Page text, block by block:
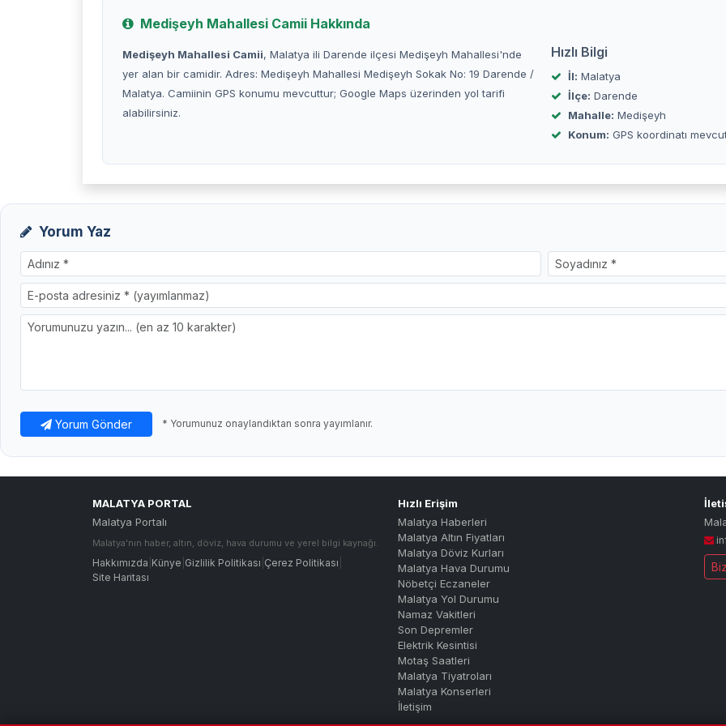
Medişeyh Mahallesi Camii Hakkında
Medişeyh Mahallesi Camii, Malatya ili Darende ilçesi Medişeyh Mahallesi'nde
yer alan bir camidir. Adres: Medişeyh Mahallesi Medişeyh Sokak No: 19 Darende /
Malatya. Camiinin GPS konumu mevcuttur; Google Maps üzerinden yol tarifi
alabilirsiniz.
Hızlı Bilgi
İl: Malatya
İlçe: Darende
Mahalle: Medişeyh
Konum: GPS koordinatı
Yorum Yaz
Yorum Gönder * Yorumunuz onaylandıktan sonra yayımlanır.
MALATYA PORTAL
Malatya Portalı
Malatya'nın haber, altın, döviz, hava durumu ve yerel bilgi kaynağı.
Hakkımızda Künye Gizlilik Politikası Çerez Politikası
Site Haritası
Hızlı Erişim
Malatya Haberleri
Malatya Altın Fiyatları
Malatya Döviz Kurları
Malatya Hava Durumu
Nöbetçi Eczaneler
Malatya Yol Durumu
Namaz Vakitleri
Son Depremler
Elektrik Kesintisi
Motaş Saatleri
Malatya Tiyatroları
Malatya Konserleri
İletişim